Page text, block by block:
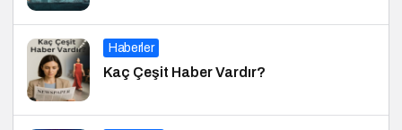
Haberler
Kaç Çeşit Haber Vardır?